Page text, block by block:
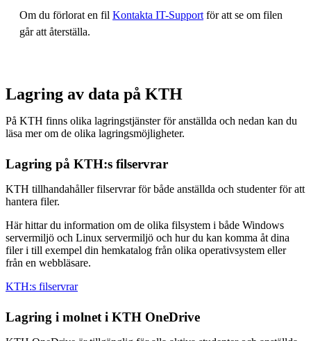
Om du förlorat en fil Kontakta IT-Support för att se om filen
går att återställa.
Lagring av data på KTH
På KTH finns olika lagringstjänster för anställda och nedan kan du
läsa mer om de olika lagringsmöjligheter.
Lagring på KTH:s filservrar
KTH tillhandahåller filservrar för både anställda och studenter för att
hantera filer.
Här hittar du information om de olika filsystem i både Windows
servermiljö och Linux servermiljö och hur du kan komma åt dina
filer i till exempel din hemkatalog från olika operativsystem eller
från en webbläsare.
KTH:s filservrar
Lagring i molnet i KTH OneDrive